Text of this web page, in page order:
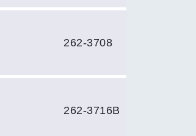
262-3708
262-3716B